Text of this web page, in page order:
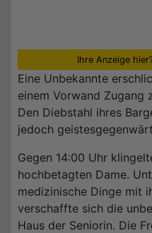
Ihre Anzeige
Eine Unbekannte
einem Vorwand Zugang
Den Diebstahl ihres
jedoch
Gegen 14:00 Uhr
hochbetagten Dame.
medizinische Dinge mit
verschaffte sich die
Haus der Seniorin. Die